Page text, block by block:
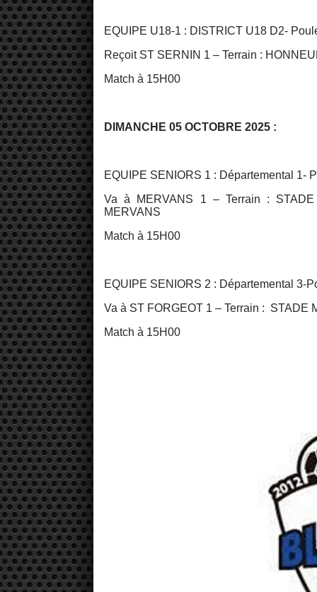
EQUIPE U18-1 : DISTRICT U18 D2-
Reçoit ST SERNIN 1 – Terrain :
Match à 15H00
DIMANCHE 05 OCTOBRE 2025 :
EQUIPE SENIORS 1 : Départemental 1-
Va à MERVANS 1 – Terrain :
MERVANS
Match à 15H00
EQUIPE SENIORS 2 : Départemental 3-
Va à ST FORGEOT 1 – Terrain : STADE
Match à 15H00